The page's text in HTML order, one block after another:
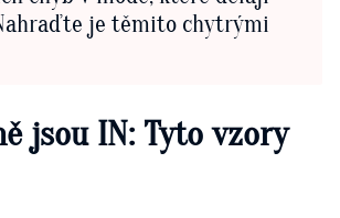
je těmito chytrými
jsou IN: Tyto vzory